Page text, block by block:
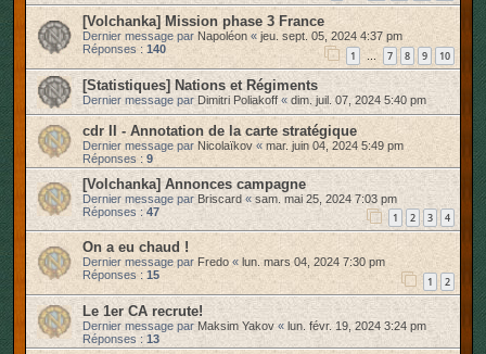
[Volchanka] Mission phase 3 France
Dernier message par Napoléon « jeu. sept. 05, 2024 4:37 pm
Réponses : 140 1 … 7 8 9 10
[Statistiques] Nations et Régiments
Dernier message parDimitri Poliakoff « dim. juil. 07, 2024 5:40 pm
cdr II - Annotation de la carte stratégique
Dernier message par Nicolaïkov « mar. juin 04, 2024 5:49 pm
Réponses : 9
[Volchanka] Annonces campagne
Dernier message parBriscard «sam. mai 25, 2024 7:03 pm
Réponses : 47 1 2 3 4
On a eu chaud !
Dernier message par Fredo« lun. mars 04, 2024 7:30 pm
Réponses : 15 1 2
Le 1er CA recrute!
Dernier message parMaksim Yakov « lun. févr. 19, 2024 3:24 pm
Réponses : 13